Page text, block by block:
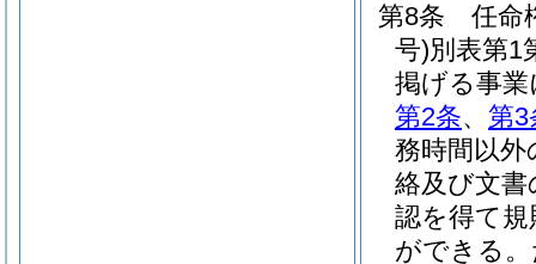
第8条
任命
号)別表第1
掲げる事
第2条、 第3
務時間以
絡及び文
認を得て
ができる。